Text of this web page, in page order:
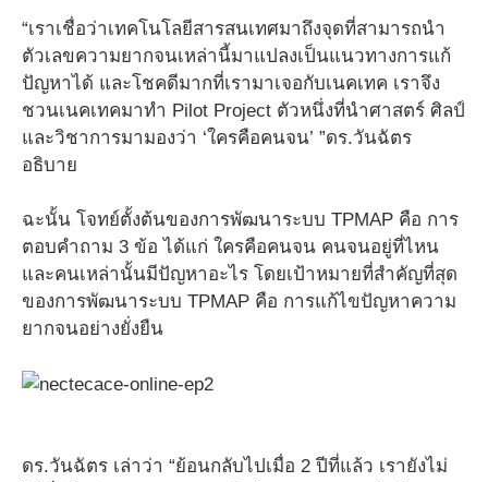
“เราเชื่อว่าเทคโนโลยีสารสนเทศมาถึงจุดที่สามารถนำ
ตัวเลขความยากจนเหล่านี้มาแปลงเป็นแนวทางการแก้
ปัญหาได้ และโชคดีมากที่เรามาเจอกับเนคเทค เราจึง
ชวนเนคเทคมาทำ Pilot Project ตัวหนึ่งที่นำศาสตร์ ศิลป์
และวิชาการมามองว่า ‘ใครคือคนจน’ ”ดร.วันฉัตร
อธิบาย
ฉะนั้น โจทย์ตั้งต้นของการพัฒนาระบบ TPMAP คือ การ
ตอบคำถาม 3 ข้อ ได้แก่ ใครคือคนจน คนจนอยู่ที่ไหน
และคนเหล่านั้นมีปัญหาอะไร โดยเป้าหมายที่สำคัญที่สุด
ของการพัฒนาระบบ TPMAP คือ การแก้ไขปัญหาความ
ยากจนอย่างยั่งยืน
ดร.วันฉัตร เล่าว่า “ย้อนกลับไปเมื่อ 2 ปีที่แล้ว เรายังไม่